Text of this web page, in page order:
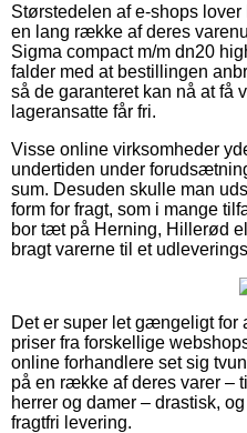
Størstedelen af e-shops
en lang række af deres
Sigma compact m/m dn20
falder med at bestillingen
så de garanteret kan nå at få
lageransatte får fri.
Visse online virksomheder
undertiden under
sum. Desuden skulle man
form for fragt, som i mange
bor tæt på Herning, Hillerød
bragt varerne til et
Det er super let gængeligt for
priser fra forskellige
online forhandlere set sig
på en række af deres varer –
herrer og damer – drastisk,
fragtfri levering.